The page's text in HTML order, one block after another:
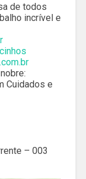
de todos
incrível e
Cuidados e
– 003